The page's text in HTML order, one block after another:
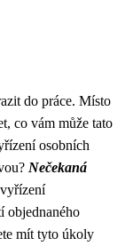
do práce. Místo
co vám může tato
osobních
Nečekaná
objednaného
mít tyto úkoly